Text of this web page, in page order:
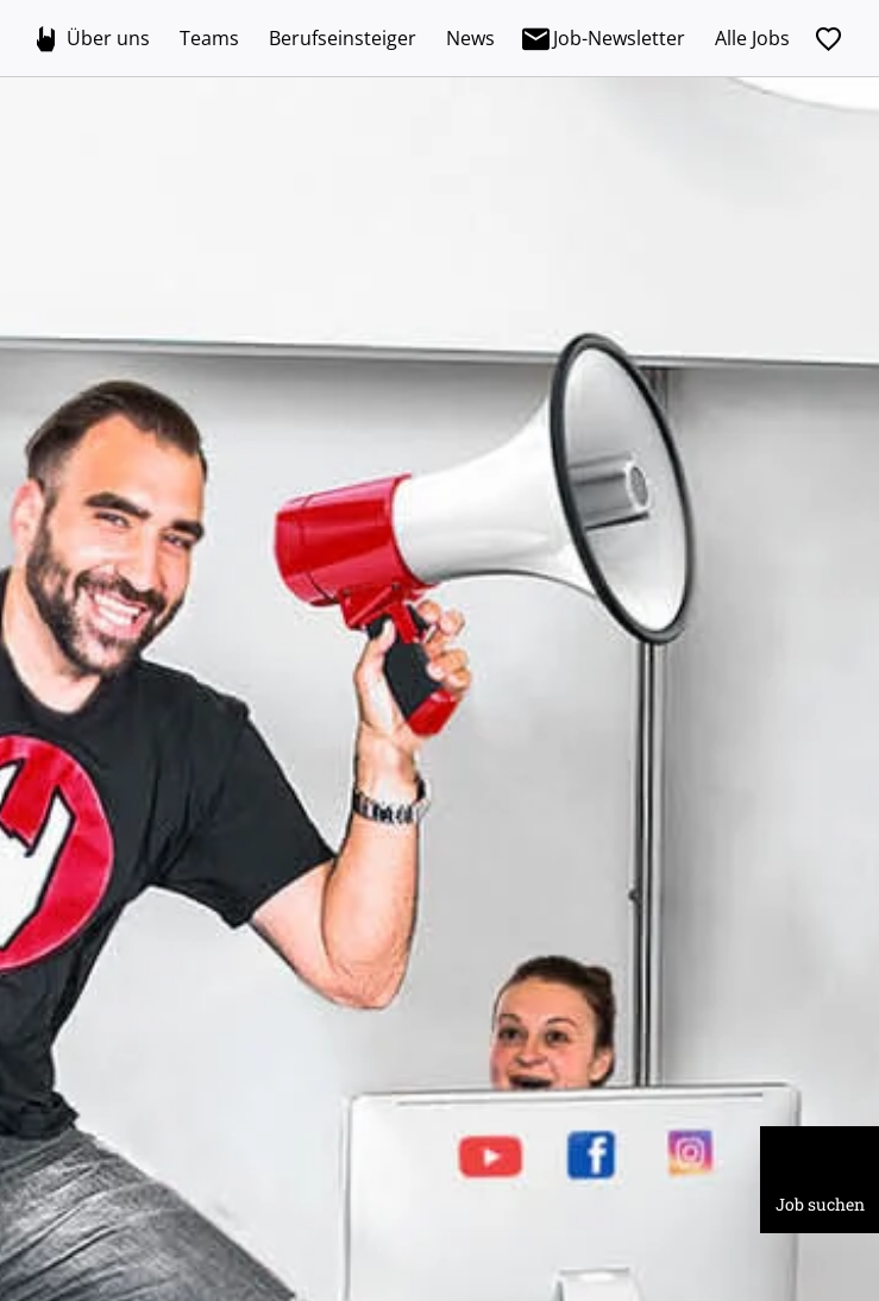
Über uns Teams Berufseinsteiger News Job-Newsletter Alle Jobs
Job suchen